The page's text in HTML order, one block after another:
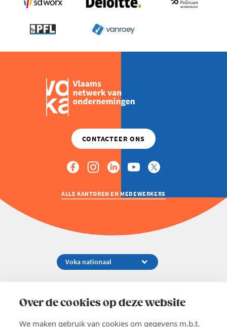
Over de cookies op deze website
We maken gebruik van cookies om gegevens m.b.t.
ALLE KANTOREN EN MEDEWERKERS
02 229 81 11